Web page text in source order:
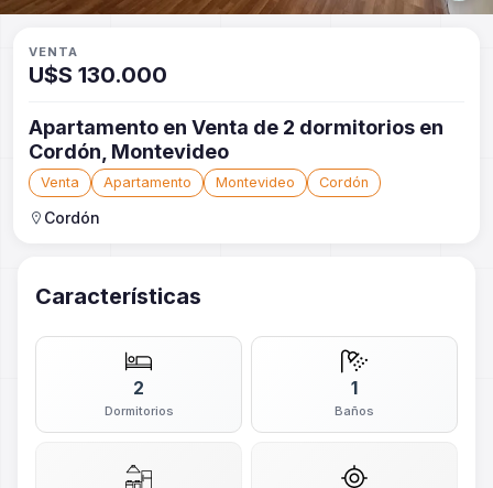
VENTA
U$S 130.000
Apartamento en Venta de 2 dormitorios en
Cordón, Montevideo
Venta Apartamento Montevideo Cordón
Cordón
Características
2
Dormitorios
1
Baños